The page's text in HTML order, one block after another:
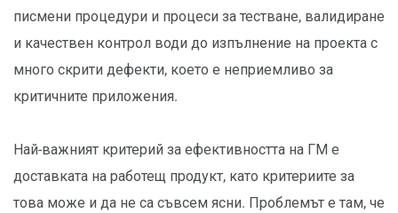
писмени процедури и процеси за тестване, валидиране
и качествен контрол води до изпълнение на проекта с
много скрити дефекти, което е неприемливо за
критичните приложения.
Най-важният критерий за ефективността на ГМ е
доставката на работещ продукт, като критериите за
това може и да не са съвсем ясни. Проблемът е там, че